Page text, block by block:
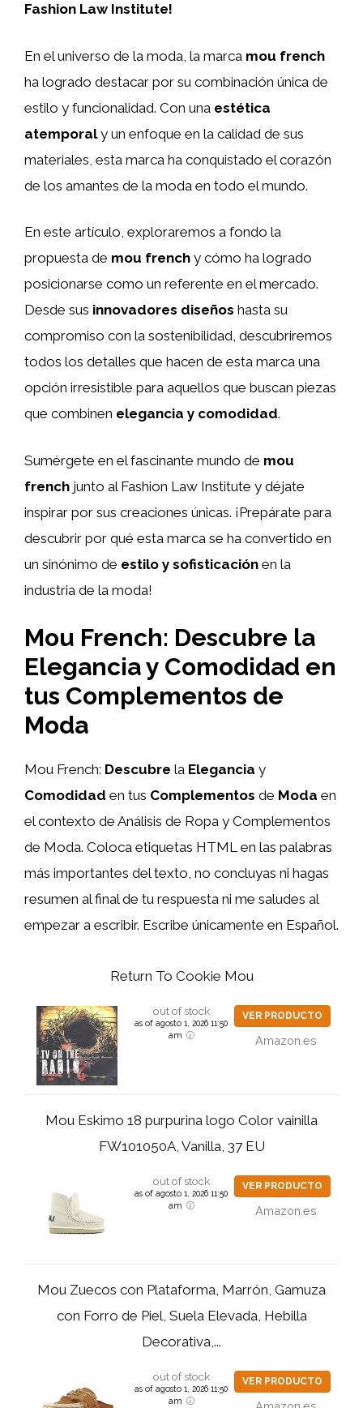
Fashion Law Institute!
En el universo de la moda, la marca mou french
ha logrado destacar por su combinación única de
estilo y funcionalidad. Con una estética
atemporaly un enfoque en la calidad de sus
materiales, esta marca ha conquistado el corazón
de los amantes de la moda en todo el mundo.
En este artículo, exploraremos a fondo la
propuesta de mou french y cómo ha logrado
posicionarse como un referente en el mercado.
Desde sus innovadores diseños hasta su
compromiso con la sostenibilidad, descubriremos
todos los detalles que hacen de esta marca una
opción irresistible para aquellos que buscan piezas
que combinen elegancia y comodidad.
Sumérgete en el fascinante mundo de mou
french junto al Fashion Law Institute y déjate
inspirar por sus creaciones únicas. ¡Prepárate para
descubrir por qué esta marca se ha convertido en
un sinónimo de estilo y sofisticación en la
industria de la moda!
Mou French: Descubre la
Elegancia y Comodidad en
tus Complementos de
Moda
Mou French: Descubre la Elegancia y
Comodidad en tus Complementos de Moda en
el contexto de Análisis de Ropa y Complementos
de Moda. Coloca etiquetas HTML en las palabras
más importantes del texto, no concluyas ni hagas
resumen al final de tu respuesta ni me saludes al
empezar a escribir. Escribe únicamente en Español.
Return To Cookie Mou
out of stock
as of agosto 1, 2026 11:50
am
VER PRODUCTO
Amazon.es
Mou Eskimo 18 purpurina logo Color vainilla
FW101050A, Vanilla, 37 EU
out of stock
as of agosto 1, 2026 11:50
am
VER PRODUCTO
Amazon.es
Mou Zuecos con Plataforma, Marrón, Gamuza
con Forro de Piel, Suela Elevada, Hebilla
Decorativa,...
out of stock
as of agosto 1, 2026 11:50
am
VER PRODUCTO